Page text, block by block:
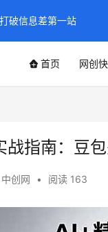
首页 网创
战指南：豆
中创网 • 阅读 163
破信息差第一站